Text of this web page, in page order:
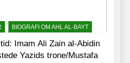
BIOGRAFI OM AHL AL-BAYT
Imam Ali Zain al-Abidin
Yazids trone/Mustafa